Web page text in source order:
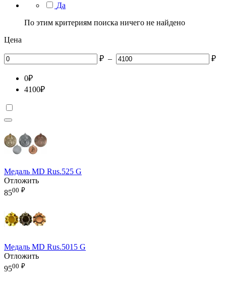
Да
По этим критериям поиска ничего не найдено
Цена
₽ – ₽
0₽
4100₽
Медаль MD Rus.525 G
Отложить
8500 ₽
Медаль MD Rus.5015 G
Отложить
9500 ₽